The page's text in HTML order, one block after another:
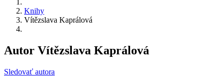
Knihy
Vítězslava Kaprálová
Autor Vítězslava Kaprálová
Sledovať autora